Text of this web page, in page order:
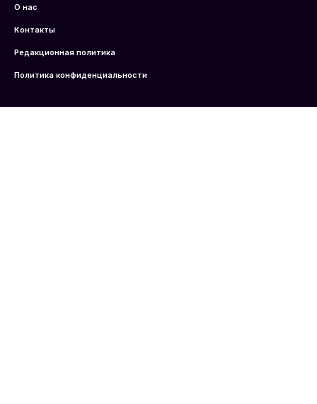
О нас
Контакты
Редакционная политика
Политика конфиденциальности